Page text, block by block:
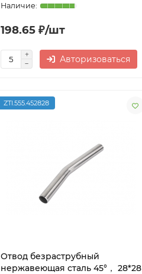
198.65 ₽/шт
Авторизоваться
ZTI.555.452828
Отвод безраструбный
нержавеющая сталь 45°， 28*28